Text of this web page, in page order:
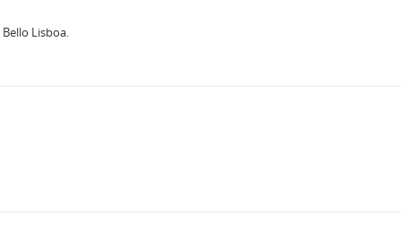
Lisboa.